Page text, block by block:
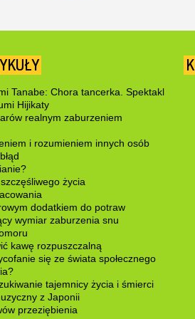
Tanabe: Chora tancerka. Spektakl
Hijikaty
realnym zaburzeniem
i rozumieniem innych osób
życia
dodatkiem do potraw
wymiar zaburzenia snu
kawę rozpuszczalną
się ze świata społecznego
tajemnicy życia i śmierci
z Japonii
przeziębienia